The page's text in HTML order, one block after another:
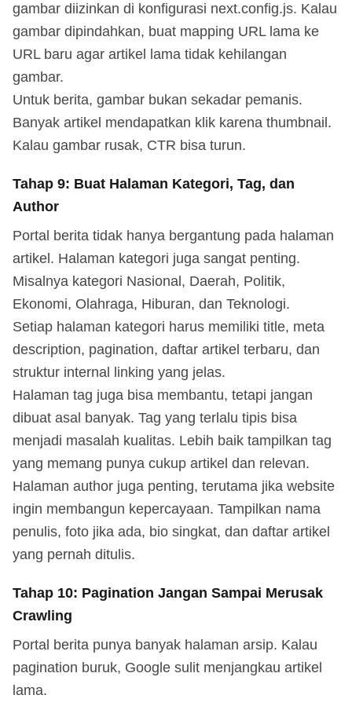
gambar diizinkan di konfigurasi next.config.js. Kalau
gambar dipindahkan, buat mapping URL lama ke
URL baru agar artikel lama tidak kehilangan
gambar.
Untuk berita, gambar bukan sekadar pemanis.
Banyak artikel mendapatkan klik karena thumbnail.
Kalau gambar rusak, CTR bisa turun.
Tahap 9: Buat Halaman Kategori, Tag, dan
Author
Portal berita tidak hanya bergantung pada halaman
artikel. Halaman kategori juga sangat penting.
Misalnya kategori Nasional, Daerah, Politik,
Ekonomi, Olahraga, Hiburan, dan Teknologi.
Setiap halaman kategori harus memiliki title, meta
description, pagination, daftar artikel terbaru, dan
struktur internal linking yang jelas.
Halaman tag juga bisa membantu, tetapi jangan
dibuat asal banyak. Tag yang terlalu tipis bisa
menjadi masalah kualitas. Lebih baik tampilkan tag
yang memang punya cukup artikel dan relevan.
Halaman author juga penting, terutama jika website
ingin membangun kepercayaan. Tampilkan nama
penulis, foto jika ada, bio singkat, dan daftar artikel
yang pernah ditulis.
Tahap 10: Pagination Jangan Sampai Merusak
Crawling
Portal berita punya banyak halaman arsip. Kalau
pagination buruk, Google sulit menjangkau artikel
lama.